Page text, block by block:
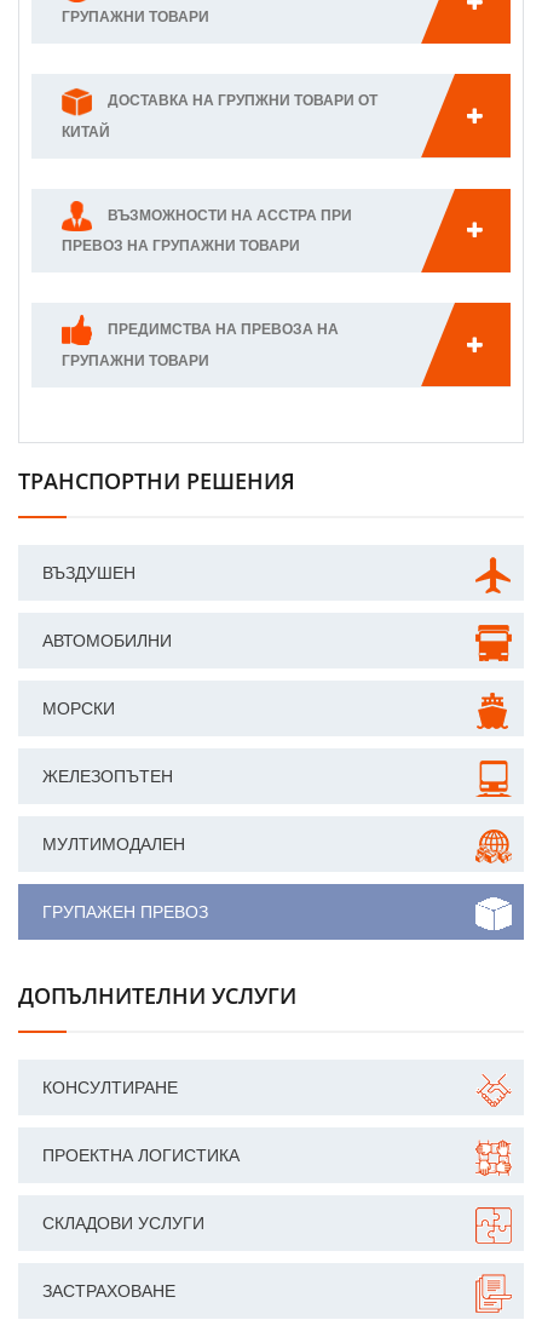
ГРУПАЖНИ ТОВАРИ
ДОСТАВКА НА ГРУПЖНИ ТОВАРИ ОТ
КИТАЙ
ВЪЗМОЖНОСТИ НА АССТРА ПРИ
ПРЕВОЗ НА ГРУПАЖНИ ТОВАРИ
ПРЕДИМСТВА НА ПРЕВОЗА НА
ГРУПАЖНИ ТОВАРИ
ТРАНСПОРТНИ РЕШЕНИЯ
ВЪЗДУШЕН
АВТОМОБИЛНИ
МОРСКИ
ЖЕЛЕЗОПЪТЕН
МУЛТИМОДАЛЕН
ГРУПАЖЕН ПРЕВОЗ
ДОПЪЛНИТЕЛНИ УСЛУГИ
КОНСУЛТИРАНЕ
ПРОЕКТНА ЛОГИСТИКА
СКЛАДОВИ УСЛУГИ
ЗАСТРАХОВАНЕ